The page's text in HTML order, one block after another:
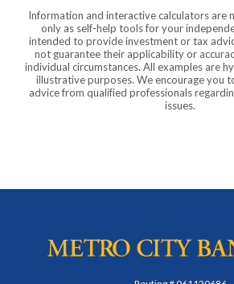
Information and interactive calculators are
only as self-help tools for your
intended to provide investment or tax
not guarantee their applicability or
individual circumstances. All examples are
illustrative purposes. We encourage you
advice from qualified professionals
issues.
Metro City Bank